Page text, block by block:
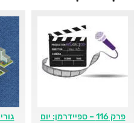
פרק 116 – ספיידרמן: יום